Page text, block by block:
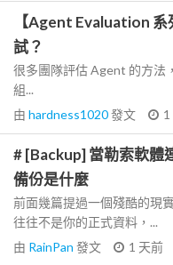
【Agent Evaluation
試？
很多團隊評估 Agent 的方法
組...
由 hardness1020發文
# [Backup] 當勒索軟體
備份是什麼
前面幾篇提過一個殘酷的現
往往不是你的正式資料，...
由 RainPan 發文 1 天前